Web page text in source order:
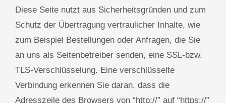
Diese Seite nutzt aus Sicherheitsgründen und zum
Schutz der Übertragung vertraulicher Inhalte, wie
zum Beispiel Bestellungen oder Anfragen, die Sie
an uns als Seitenbetreiber senden, eine SSL-bzw.
TLS-Verschlüsselung. Eine verschlüsselte
Verbindung erkennen Sie daran, dass die
Adresszeile des Browsers von “http://” auf “https://”